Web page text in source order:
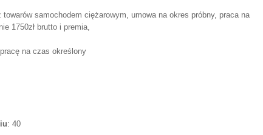
towarów samochodem ciężarowym, umowa na okres próbny, praca na
1750zł brutto i premia,
na czas określony
: 40